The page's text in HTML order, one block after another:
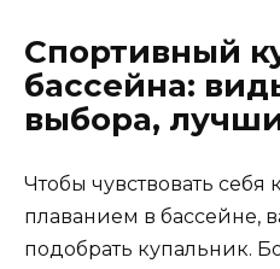
Спортивный
бассейна:
выбора,
Чтобы чувствовать
плаванием в бассейне,
подобрать купальник.